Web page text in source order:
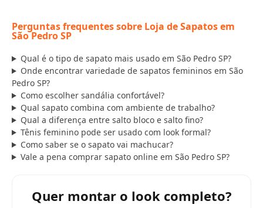
Perguntas frequentes sobre Loja de Sapatos em
São Pedro SP
Qual é o tipo de sapato mais usado em São Pedro SP?
Onde encontrar variedade de sapatos femininos em São
Pedro SP?
Como escolher sandália confortável?
Qual sapato combina com ambiente de trabalho?
Qual a diferença entre salto bloco e salto fino?
Tênis feminino pode ser usado com look formal?
Como saber se o sapato vai machucar?
Vale a pena comprar sapato online em São Pedro SP?
Quer montar o look completo?